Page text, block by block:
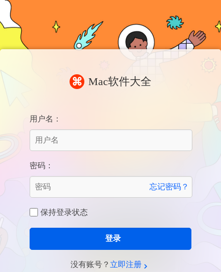
⌘ Mac软件大全
用户名：
密码：
忘记密码？
保持登录状态
登录
没有账号？ 立即注册